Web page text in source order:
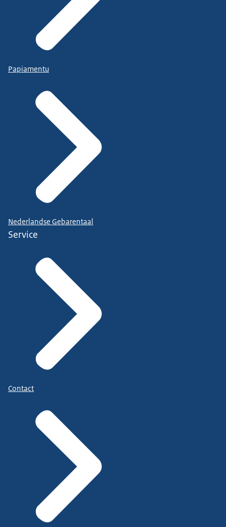
Papiamentu
Nederlandse Gebarentaal
Service
Contact